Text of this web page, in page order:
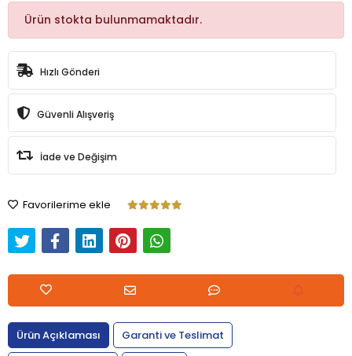
Ürün stokta bulunmamaktadır.
Hızlı Gönderi
Güvenli Alışveriş
İade ve Değişim
Favorilerime ekle
Ürün Açıklaması
Garanti ve Teslimat